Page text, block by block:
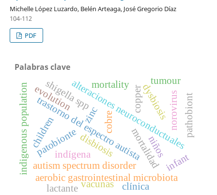
Michelle López Luzardo, Belén Arteaga, José Gregorio Díaz
104-112
PDF
Palabras clave
trastorno del espectro autista
cobre
zinc
disbiosis
alteraciones neuroconductuales
patobionte
autism spectrum disorder
copper
aerobic gastrointestinal microbiota
dysbiosis pathobiont
mortalidad
indígena niños
mortality
indigenous populationchildren
vacunas
norovirus
shigella spp
lactante
tumour
infant
clínica
evolution